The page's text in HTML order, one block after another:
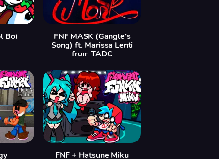
Boi
FNF MASK (Gangle’s
Song) ft. Marissa Lenti
from TADC
FNF + Hatsune Miku